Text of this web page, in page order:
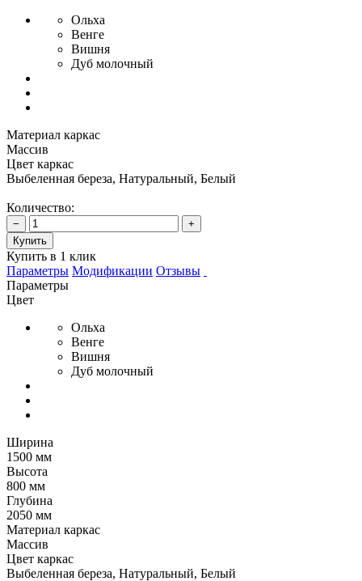
Ольха
Венге
Вишня
Дуб молочный
Материал каркас
Массив
Цвет каркас
Выбеленная береза, Натуральный, Белый
Количество:
−
+
Купить
Купить в 1 клик
Параметры Модификации Отзывы
Параметры
Цвет
Ольха
Венге
Вишня
Дуб молочный
Ширина
1500 мм
Высота
800 мм
Глубина
2050 мм
Материал каркас
Массив
Цвет каркас
Выбеленная береза, Натуральный, Белый